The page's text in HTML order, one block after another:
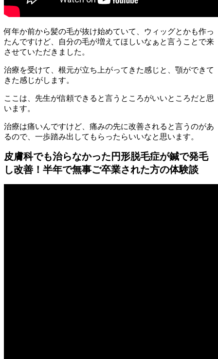
何年か前から髪の毛が抜け始めていて、ウィッグとかも作っ
たんですけど、自分の毛が増えてほしいなぁと言うことで来
させていただきました。
治療を受けて、根元が立ち上がってきた感じと、顎ができて
きた感じがします。
ここは、先生が信頼できると言うところがいいところだと思
います。
治療は痛いんですけど、痛みの先に改善されると言うのがあ
るので、一歩踏み出してもらったらいいなと思います。
皮膚科でも治らなかった円形脱毛症が鍼で発毛
し改善！半年で無事ご卒業された方の体験談